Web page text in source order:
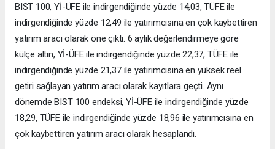
BIST 100, Yİ-ÜFE ile indirgendiğinde yüzde 14,03, TÜFE ile
indirgendiğinde yüzde 12,49 ile yatırımcısına en çok kaybettiren
yatırım aracı olarak öne çıktı. 6 aylık değerlendirmeye göre
külçe altın, Yİ-ÜFE ile indirgendiğinde yüzde 22,37, TÜFE ile
indirgendiğinde yüzde 21,37 ile yatırımcısına en yüksek reel
getiri sağlayan yatırım aracı olarak kayıtlara geçti. Aynı
dönemde BIST 100 endeksi, Yİ-ÜFE ile indirgendiğinde yüzde
18,29, TÜFE ile indirgendiğinde yüzde 18,96 ile yatırımcısına en
çok kaybettiren yatırım aracı olarak hesaplandı.